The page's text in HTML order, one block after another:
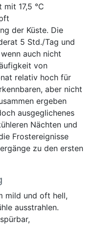
17,5 °C
der Küste. Die
5 Std./Tag und
auch nicht
von
relativ hoch für
aber nicht
ergeben
ausgeglichenes
Nächten und
Frostereignisse
zu den ersten
mild und oft hell,
ausstrahlen.